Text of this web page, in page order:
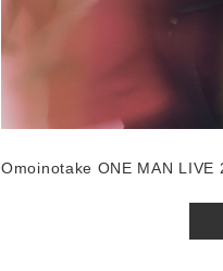
Omoinotake ONE MAN LIVE